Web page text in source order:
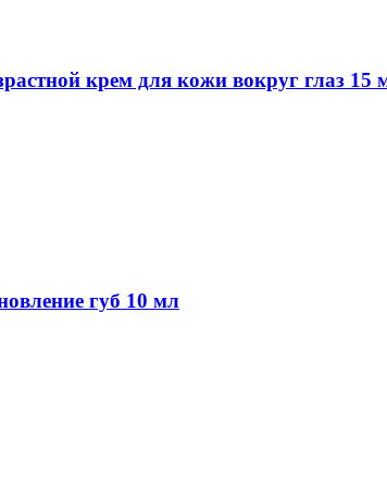
крем для кожи вокруг глаз 15
губ 10 мл